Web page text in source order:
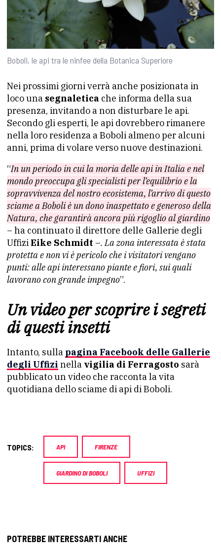
Boboli, le api tra le ninfee della Botanica Superiore
Nei prossimi giorni verrà anche posizionata in
loco una segnaletica che informa della sua
presenza, invitando a non disturbare le api.
Secondo gli esperti, le api dovrebbero rimanere
nella loro residenza a Boboli almeno per alcuni
anni, prima di volare verso nuove destinazioni.
“In un periodo in cui la moria delle api in Italia e nel
mondo preoccupa gli specialisti per l’equilibrio e la
sopravvivenza del nostro ecosistema, l’arrivo di questo
sciame a Boboli è un dono inaspettato e generoso della
Natura, che garantirà ancora più rigoglio al giardino
– ha continuato il direttore delle Gallerie degli
UffiziEike Schmidt –. La zona interessata è stata
protetta e non vi è pericolo che i visitatori vengano
punti: alle api interessano piante e fiori, sui quali
lavorano con grande impegno”.
Un video per scoprire i segreti
di questi insetti
Intanto, sulla pagina Facebook delle Gallerie
degli Uffizi nella vigilia di Ferragosto sarà
pubblicato un video che racconta la vita
quotidiana dello sciame di api di Boboli.
TOPICS: API FIRENZE
GIARDINO DI BOBOLI UFFIZI
POTREBBE INTERESSARTI ANCHE